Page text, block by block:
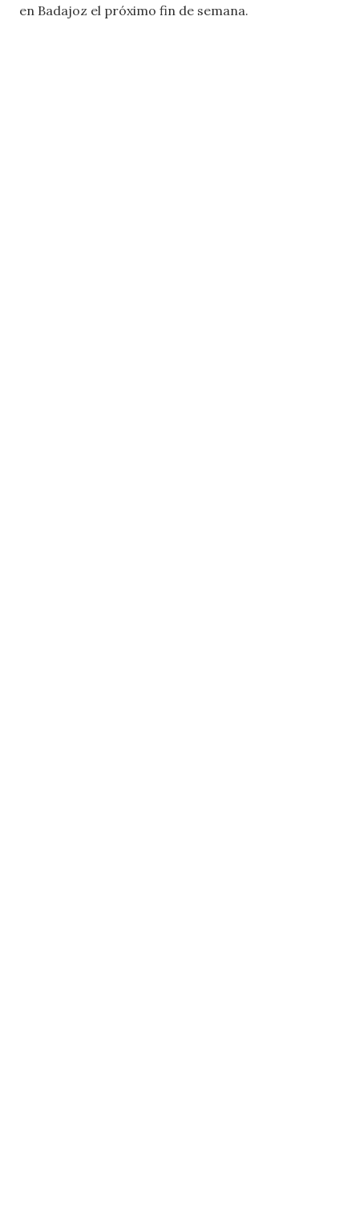
en Badajoz el próximo fin de semana.